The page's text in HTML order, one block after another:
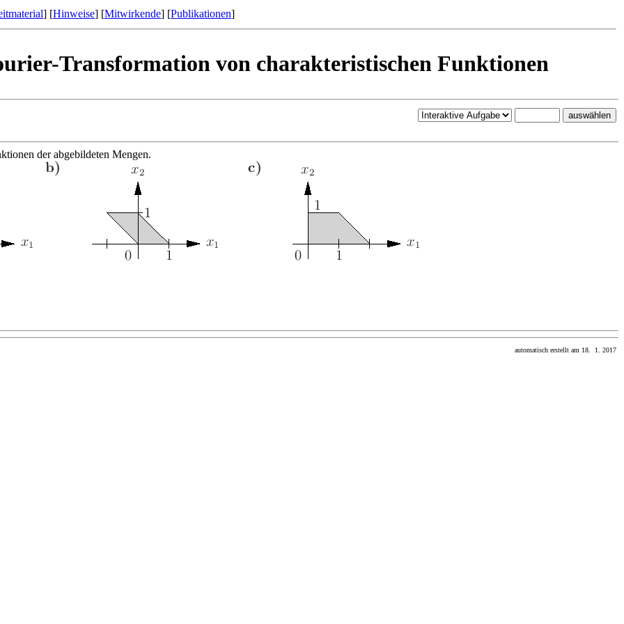
] [Hinweise] [Mitwirkende] [Publikationen]
Transformation von charakteristischen Funktionen
der abgebildeten Mengen.
automatisch erstellt am 18. 1. 2017